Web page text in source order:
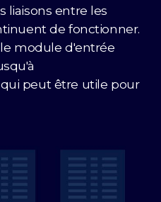
liaisons entre les
de fonctionner.
module d'entrée
peut être utile pour